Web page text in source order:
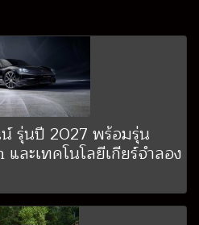
รุ่นปี 2027 พร้อมรุ่น
ะเทคโนโลยีเกียร์จำลอง